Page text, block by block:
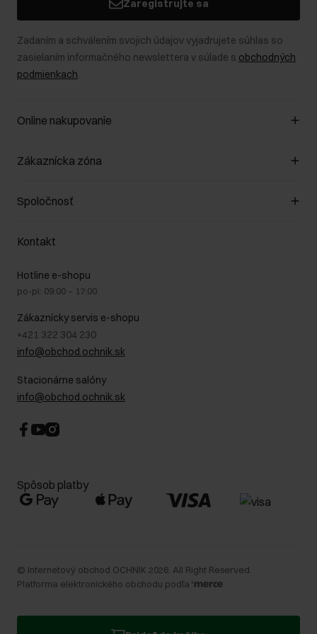
Zaregistrujte sa
Zadaním a schválením svojich údajov vyjadrujete súhlas so
zasielaním informačného newslettera v súlade s obchodných
podmienkach.
Online nakupovanie
Spravovať súbory cookie
Spôsob platby
Vrátenie
Zákaznícka zóna
Zákazníky klub
Pravidlá propagácie
Starostlivosť o kožu
Bezpečné nakupovanie
Blog
Najčastejšie kladené otázky (FAQ)
Spoločnosť
O nás
GDPR - Zásady ochrany osobných údajov
Právne informácie
Kontakt
Hotline e-shopu
po-pi: 09:00 – 17:00
Zákaznícky servis e-shopu
+421 322 304 230
info@obchod.ochnik.sk
Stacionárne salóny
info@obchod.ochnik.sk
Spôsob platby
© Internetový obchod OCHNIK 2026 . All Right Reserved.
Platforma elektronického obchodu podľa